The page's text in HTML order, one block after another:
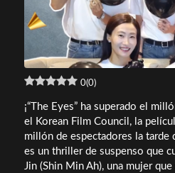
0(0)
¡“The Eyes” ha superado el
el Korean Film Council, la
millón de espectadores la tarde
es un thriller de suspenso que
Jin (Shin Min Ah), una mujer